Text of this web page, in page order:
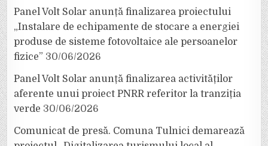
Panel Volt Solar anunță finalizarea proiectului
„Instalare de echipamente de stocare a energiei
produse de sisteme fotovoltaice ale persoanelor
fizice” 30/06/2026
Panel Volt Solar anunță finalizarea activităților
aferente unui proiect PNRR referitor la tranziția
verde 30/06/2026
Comunicat de presă. Comuna Tulnici demarează